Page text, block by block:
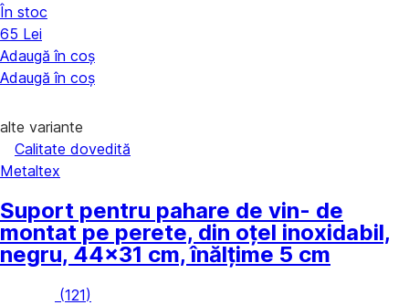
În stoc
65 Lei
Adaugă în coș
Adaugă în coș
alte variante
Calitate dovedită
Metaltex
Suport pentru pahare de vin- de
montat pe perete, din oțel inoxidabil,
negru, 44x31 cm, înălțime 5 cm
(121)